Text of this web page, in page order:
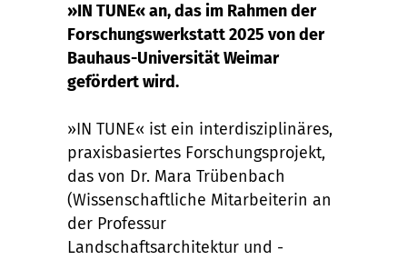
»IN TUNE« an, das im Rahmen der
Forschungswerkstatt 2025 von der
Bauhaus-Universität Weimar
gefördert wird.
»IN TUNE« ist ein interdisziplinäres,
praxisbasiertes Forschungsprojekt,
das von Dr. Mara Trübenbach
(Wissenschaftliche Mitarbeiterin an
der Professur
Landschaftsarchitektur und -